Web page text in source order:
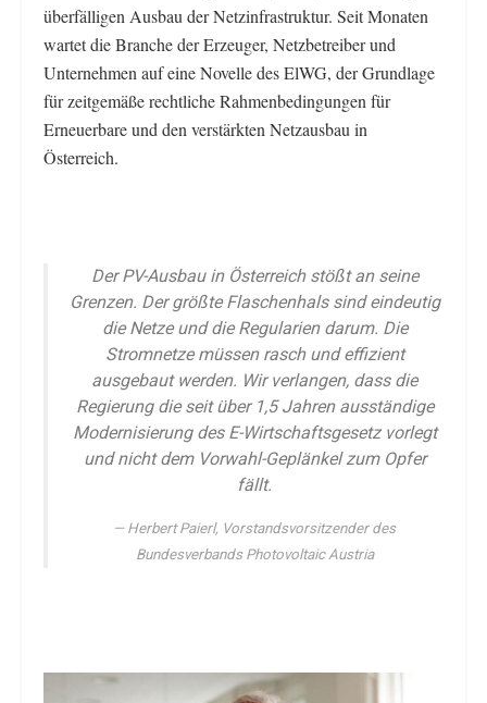
überfälligen Ausbau der Netzinfrastruktur. Seit Monaten
wartet die Branche der Erzeuger, Netzbetreiber und
Unternehmen auf eine Novelle des ElWG, der Grundlage
für zeitgemäße rechtliche Rahmenbedingungen für
Erneuerbare und den verstärkten Netzausbau in
Österreich.
Der PV-Ausbau in Österreich stößt an seine
Grenzen. Der größte Flaschenhals sind eindeutig
die Netze und die Regularien darum. Die
Stromnetze müssen rasch und effizient
ausgebaut werden. Wir verlangen, dass die
Regierung die seit über 1,5 Jahren ausständige
Modernisierung des E-Wirtschaftsgesetz vorlegt
und nicht dem Vorwahl-Geplänkel zum Opfer
fällt.
Herbert Paierl, Vorstandsvorsitzender des
Bundesverbands Photovoltaic Austria